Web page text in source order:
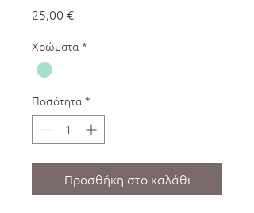
25,00 €Τιμή
Χρώματα *
Ποσότητα *
Προσθήκη στο καλάθι